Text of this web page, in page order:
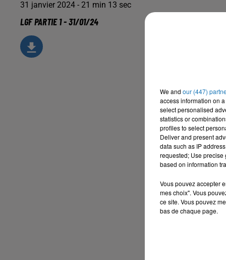
31 janvier 2024 - 21 min 13 sec
LGF PARTIE 1 - 31/01/24
We and our (447)
access information on
select personalised
statistics or
profiles to select
Deliver and present
data such as IP
requested; Use precise
based on information
Vous pouvez accepter
mes choix". Vous
ce site. Vous pouvez
bas de chaque page.